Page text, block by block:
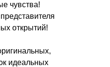
чувства!
открытий!
идеальных